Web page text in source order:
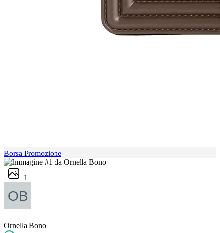
Borsa Promozione
1
Ornella Bono